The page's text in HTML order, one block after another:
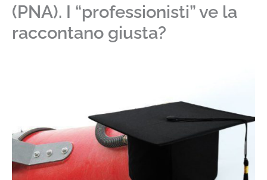
(PNA). I “professionisti” ve la
raccontano giusta?